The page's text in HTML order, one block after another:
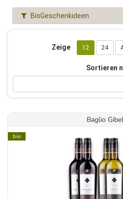
BioGeschenkideen
Zeige 12 24
Sortieren
Baglio
bio